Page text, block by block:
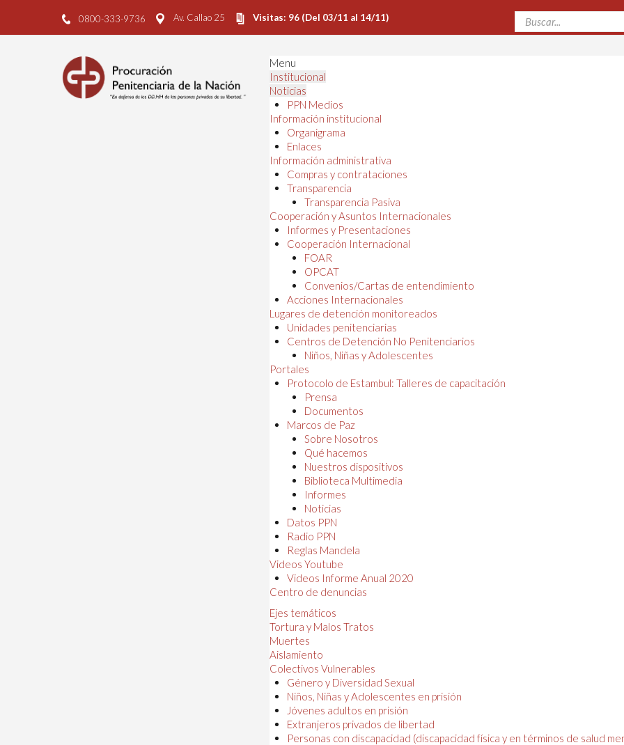
0800-333-9736 Av. Callao 25 Visitas: 96 (Del 03/11 al 14/11)
Menu
Institucional
Noticias
PPN Medios
Información institucional
Organigrama
Enlaces
Información administrativa
Compras y contrataciones
Transparencia
Transparencia Pasiva
Cooperación y Asuntos Internacionales
Informes y Presentaciones
Cooperación Internacional
FOAR
OPCAT
Convenios/Cartas de entendimiento
Acciones Internacionales
Lugares de detención monitoreados
Unidades penitenciarias
Centros de Detención No Penitenciarios
Niños, Niñas y Adolescentes
Portales
Protocolo de Estambul: Talleres de capacitación
Prensa
Documentos
Marcos de Paz
Sobre Nosotros
Qué hacemos
Nuestros dispositivos
Biblioteca Multimedia
Informes
Noticias
Datos PPN
Radio PPN
Reglas Mandela
Videos Youtube
Videos Informe Anual 2020
Centro de denuncias
Ejes temáticos
Tortura y Malos Tratos
Muertes
Aislamiento
Colectivos Vulnerables
Género y Diversidad Sexual
Niños, Niñas y Adolescentes en prisión
Jóvenes adultos en prisión
Extranjeros privados de libertad
Personas con discapacidad (discapacidad física y en términos de salud